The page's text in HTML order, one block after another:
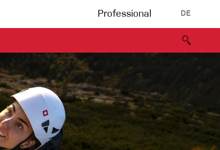
Professional DE
Bouldering
Kletterhalle
B2B portal Konformitätserklärung
Events
Partners